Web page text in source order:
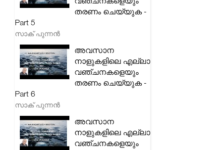
തരണം ചെയ്യുക -
Part 5
സാക് പുന്നൻ
അവസാന
നാളുകളിലെ എല്ലാ
വഞ്ചനകളെയും
തരണം ചെയ്യുക -
Part 6
സാക് പുന്നൻ
അവസാന
നാളുകളിലെ എല്ലാ
വഞ്ചനകളെയും